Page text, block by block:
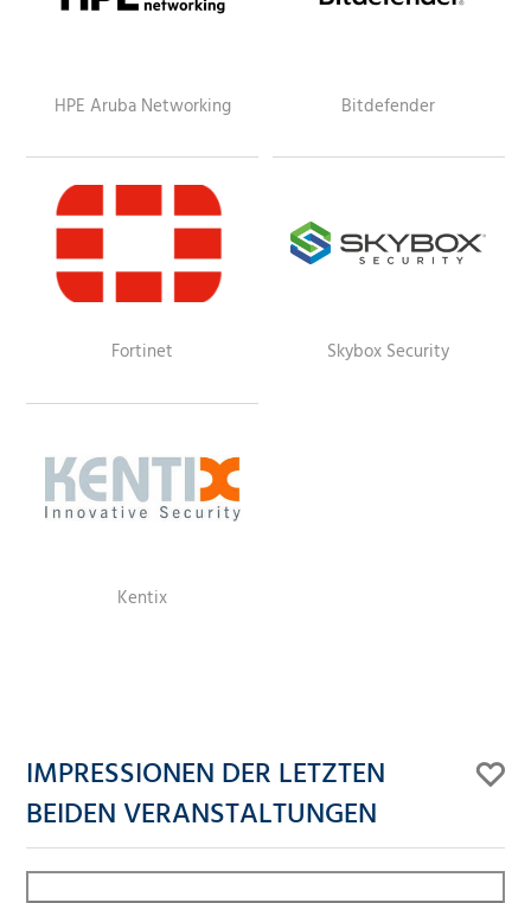
HPE Aruba Networking Bitdefender
Fortinet Skybox Security
Kentix
IMPRESSIONEN DER LETZTEN
BEIDEN VERANSTALTUNGEN